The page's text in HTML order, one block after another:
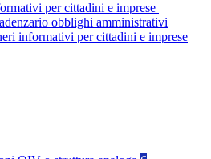
per cittadini e imprese
obblighi amministrativi
informativi per cittadini e imprese